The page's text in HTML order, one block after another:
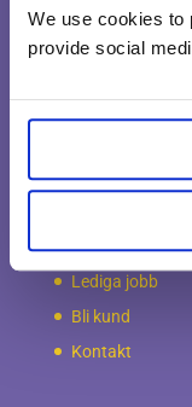
We use cookies to
provide social
Om
Miljö & Kvalitet
Frågor & Svar
Lediga jobb
Bli kund
Kontakt